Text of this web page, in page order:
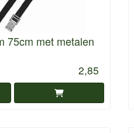
75cm met metalen
2,85